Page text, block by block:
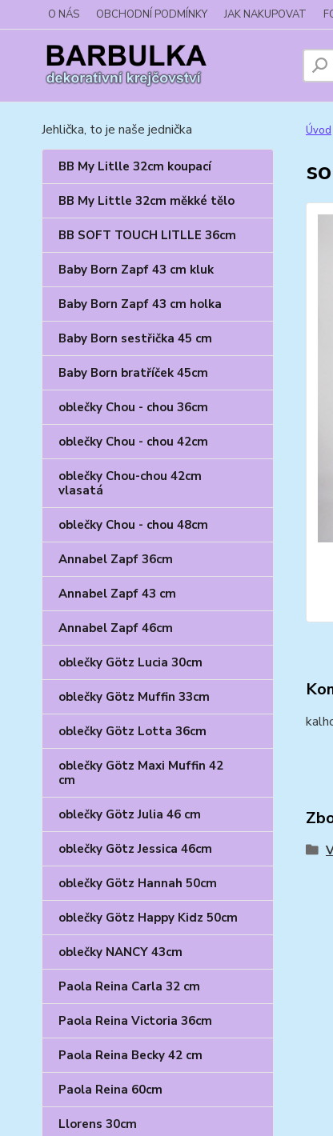
O NÁS OBCHODNÍ PODMÍNKY JAK NAKUPOVAT
Jehlička, to je naše jednička
BB My Litlle 32cm koupací
BB My Little 32cm měkké tělo
BB SOFT TOUCH LITLLE 36cm
Baby Born Zapf 43 cm kluk
Baby Born Zapf 43 cm holka
Baby Born sestřička 45 cm
Baby Born bratříček 45cm
oblečky Chou - chou 36cm
oblečky Chou - chou 42cm
oblečky Chou-chou 42cm
vlasatá
oblečky Chou - chou 48cm
Annabel Zapf 36cm
Annabel Zapf 43 cm
Annabel Zapf 46cm
oblečky Götz Lucia 30cm
oblečky Götz Muffin 33cm
oblečky Götz Lotta 36cm
oblečky Götz Maxi Muffin 42
cm
oblečky Götz Julia 46 cm
oblečky Götz Jessica 46cm
oblečky Götz Hannah 50cm
oblečky Götz Happy Kidz 50cm
oblečky NANCY 43cm
Paola Reina Carla 32 cm
Paola Reina Victoria 36cm
Paola Reina Becky 42 cm
Paola Reina 60cm
Llorens 30cm
Úvod